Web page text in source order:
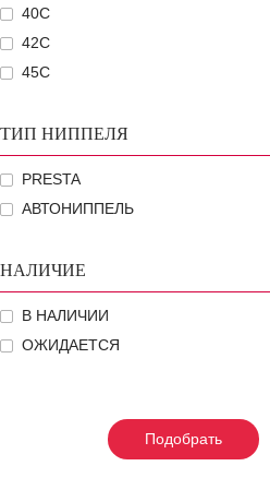
40C
42C
45C
ТИП НИППЕЛЯ
PRESTA
АВТОНИППЕЛЬ
НАЛИЧИЕ
В НАЛИЧИИ
ОЖИДАЕТСЯ
Подобрать
Подобрать
Подобрать